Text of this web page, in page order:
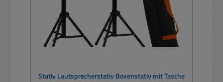
Stativ Lautsprecherstativ Boxenstativ mit Tasche